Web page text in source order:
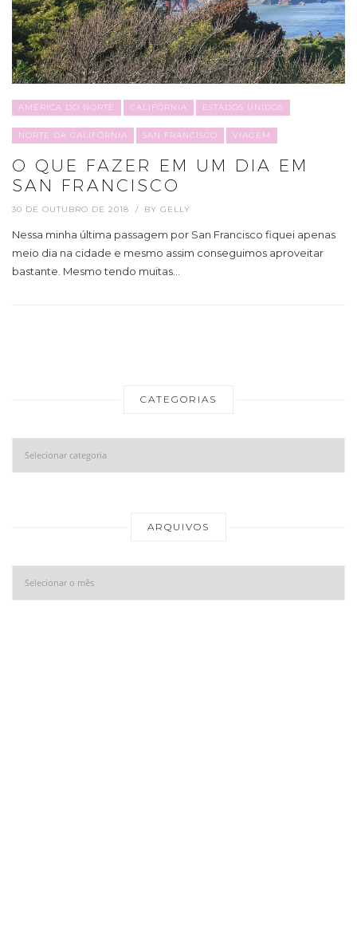
AMÉRICA DO NORTE CALIFORNIA ESTADOS UNIDOS
NORTE DA CALIFÓRNIA SAN FRANCISCO VIAGEM
O QUE FAZER EM UM DIA EM
SAN FRANCISCO
30 DE OUTUBRO DE 2018 BY GELLY
Nessa minha última passagem por San Francisco fiquei apenas
meio dia na cidade e mesmo assim conseguimos aproveitar
bastante. Mesmo tendo muitas…
CATEGORIAS
Categorias
ARQUIVOS